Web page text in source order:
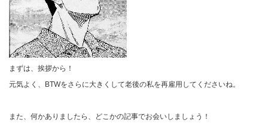
まずは、挨拶から！
元気よく、BTWをさらに大きくして老後の私を再雇用してくださいね。
また、何かありましたら、どこかの記事でお会いしましょう！